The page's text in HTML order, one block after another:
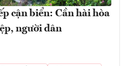
cận biển: Cần hài hòa
người dân